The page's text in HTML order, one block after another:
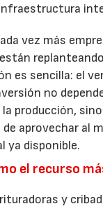
vez más
es sencilla: el
no
producción,
de aprovechar al
ya disponible.
el recurso
y